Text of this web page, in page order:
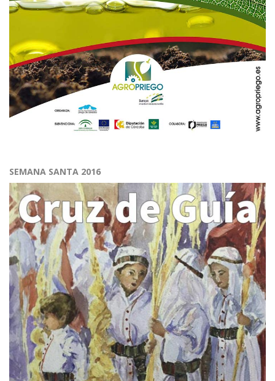
SEMANA SANTA 2016